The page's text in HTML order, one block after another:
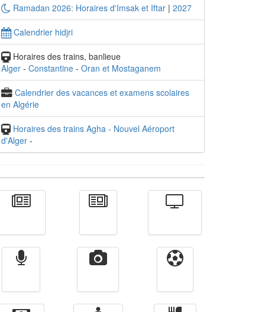
Ramadan 2026: Horaires d'Imsak et Iftar | 2027
Calendrier hidjri
Horaires des trains, banlieue
Alger - Constantine - Oran et Mostaganem
Calendrier des vacances et examens scolaires
en Algérie
Horaires des trains Agha - Nouvel Aéroport
d'Alger -